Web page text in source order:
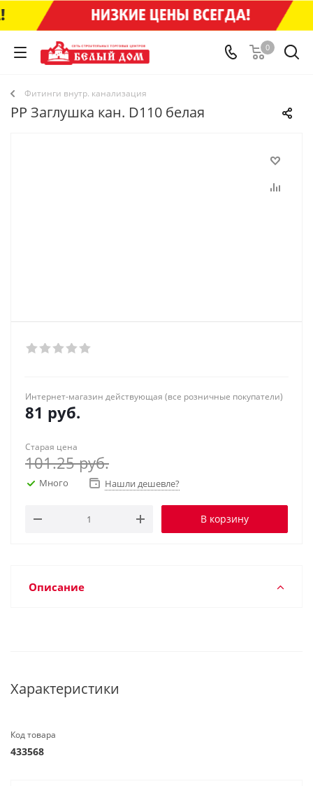
0
Фитинги внутр. канализация
PP Заглушка кан. D110 белая
Интернет-магазин действующая (все розничные покупатели)
81 руб.
Старая цена
101.25руб.
Много Нашли дешевле?
В корзину
Описание
Характеристики
Код товара
433568